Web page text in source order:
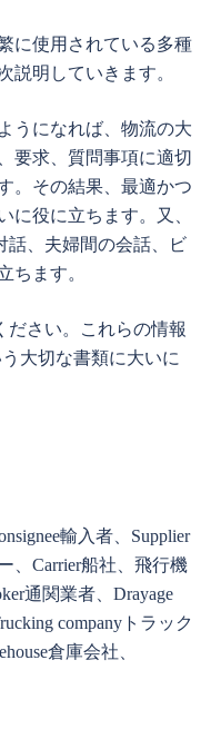
に使用されている多種
説明していきます。
うになれば、物流の大
要求、質問事項に適切
。その結果、最適かつ
に役に立ちます。又、
話、夫婦間の会話、ビ
ちます。
ださい。これらの情報
う大切な書類に大いに
輸入者、Supplier
、Carrier船社、飛行機
通関業者、Drayage
companyトラック
倉庫会社、